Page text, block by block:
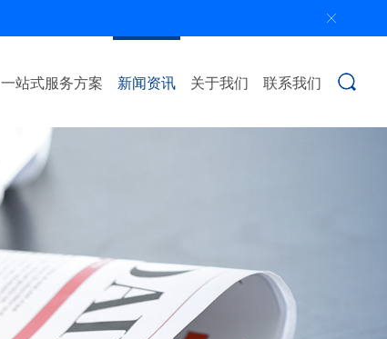
一站式服务方案 新闻资讯 关于我们 联系我们